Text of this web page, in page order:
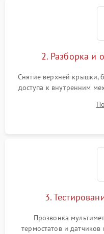
2. Разборка и
Снятие верхней крышки,
доступа к внутренним
Обеспечение
3.
Прозвонка
термостатов и